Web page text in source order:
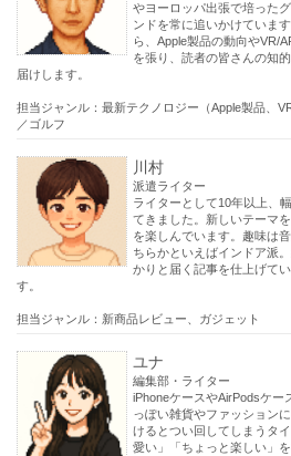
やヨーロッパ出張で培った
ンドを常に追いかけていま
ら、Apple製品の動向やVR/
を張り、読者の皆さんの知
届けします。
担当ジャンル：最新テクノロジー（Apple製品、
／ゴルフ
川村
派遣ライター
ライターとして10年以上、
てきました。新しいテーマ
を楽しんでいます。趣味は
ちらかといえばインドア派
かりと届く記事を仕上げて
す。
担当ジャンル：新商品レビュー、ガジェット
ユナ
編集部・ライター
iPhoneケースやAirPodsケー
っぽい雑貨やファッション
けるとつい回してしまうタ
愛い」「ちょっと楽しい」